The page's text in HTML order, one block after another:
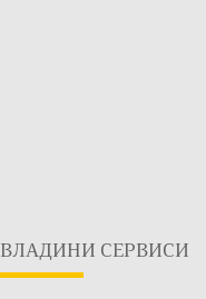
ВЛАДИНИ СЕРВИСИ